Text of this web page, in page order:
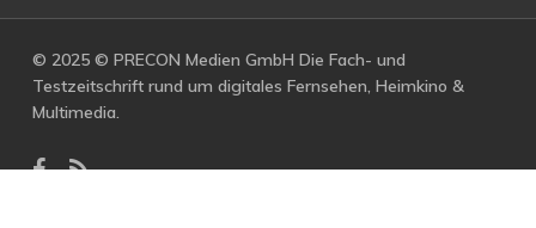
© 2025 © PRECON Medien GmbH Die Fach- und
Testzeitschrift rund um digitales Fernsehen, Heimkino &
Multimedia.
facebook
RSS